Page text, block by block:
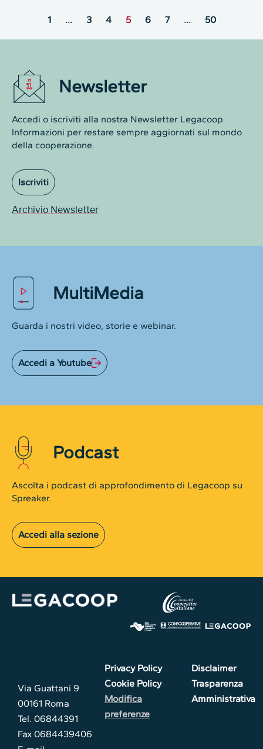
1 … 3 4 5 6 7 … 50
Newsletter
Accedi o iscriviti alla nostra Newsletter Legacoop
Informazioni per restare sempre aggiornati sul mondo
della cooperazione.
Iscriviti
Archivio Newsletter
MultiMedia
Guarda i nostri video, storie e webinar.
Accedi a Youtube
Podcast
Ascolta i podcast di approfondimento di Legacoop su
Spreaker.
Accedi alla sezione
Via Guattani 9
00161 Roma
Tel. 06844391
Fax 0684439406
Privacy Policy
Cookie Policy
Modifica
preferenze
Disclaimer
Trasparenza
Amministrativa